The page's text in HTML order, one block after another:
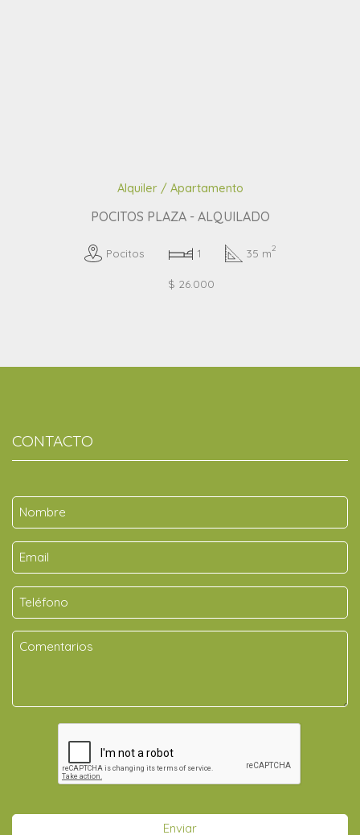
Alquiler / Apartamento
POCITOS PLAZA - ALQUILADO
Pocitos 1 35 m2
$ 26.000
CONTACTO
Enviar